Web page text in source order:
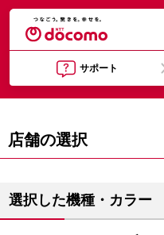
サポート
店舗の選択
選択した機種・カラー